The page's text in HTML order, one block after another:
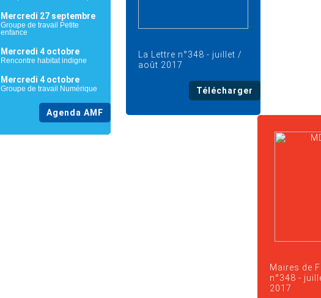
Mercredi 27 septembre
Groupe de travail Petite
enfance
Mercredi 4 octobre
Rencontre habitat indigne
Mercredi 4 octobre
Groupe de travail Numérique
Agenda AMF
La Lettre n°348 - juillet /
août 2017
Télécharger
Maires de
n°348 -
2017